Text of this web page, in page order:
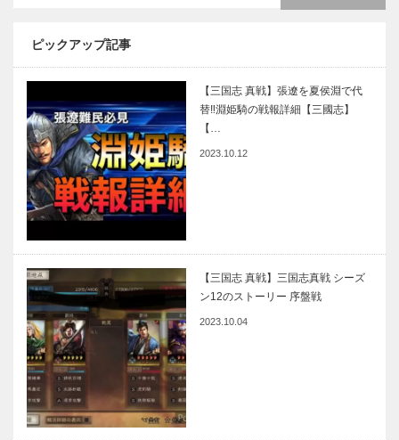
ピックアップ記事
【三国志 真戦】張遼を夏侯淵で代
替‼淵姫騎の戦報詳細【三國志】
【…
2023.10.12
【三国志 真戦】三国志真戦 シーズ
ン12のストーリー 序盤戦
2023.10.04